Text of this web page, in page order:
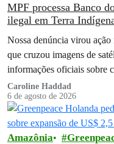
MPF processa Banco
ilegal em Terra
Nossa denúncia virou
que cruzou imagens de
informações oficiais sobre
Brasil financiou…
Caroline Haddad
6 de agosto de 2026
Amazônia